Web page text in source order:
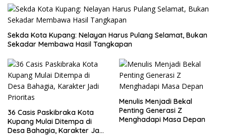
Sekda Kota Kupang: Nelayan Harus Pulang Selamat, Bukan
Sekadar Membawa Hasil Tangkapan
36 Casis Paskibraka Kota
Kupang Mulai Ditempa di
Desa Bahagia, Karakter Jadi
Menulis Menjadi Bekal
Penting Generasi Z
Menghadapi Masa Depan